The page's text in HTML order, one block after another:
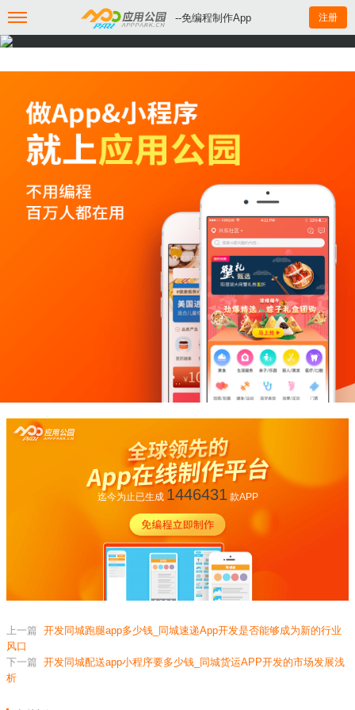
--免编程制作App 注册
迄今为止已生成 1446431款APP
上一篇 开发同城跑腿app多少钱_同城速递App开发是否能够成为新的行业
风口
下一篇 开发同城配送app小程序要多少钱_同城货运APP开发的市场发展浅
析